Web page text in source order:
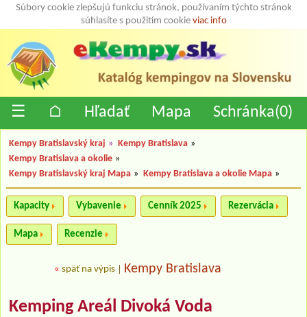
Súbory cookie zlepšujú funkciu stránok, používaním týchto stránok
súhlasíte s použitím cookie viac info
☰ ⌂ Hľadať Mapa Schránka(0)
Kempy Bratislavský kraj » Kempy Bratislava »
Kempy Bratislava a okolie »
Kempy Bratislavský kraj Mapa » Kempy Bratislava a okolie Mapa »
Kapacity Vybavenie Cenník 2025 Rezervácia
Mapa Recenzie
« späť na výpis Kempy Bratislava
Kemping Areál Divoká Voda